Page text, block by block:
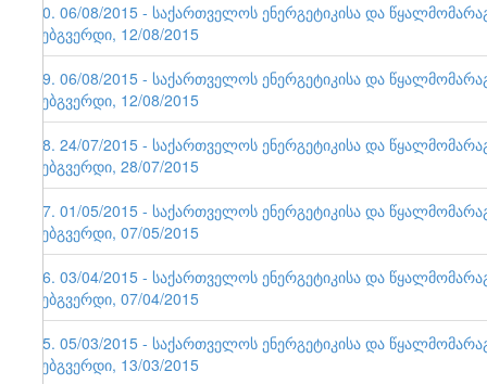
70. 06/08/2015 - საქართველოს ენერგეტიკისა და
ვებგვერდი, 12/08/2015
69. 06/08/2015 - საქართველოს ენერგეტიკისა და
ვებგვერდი, 12/08/2015
68. 24/07/2015 - საქართველოს ენერგეტიკისა და
ვებგვერდი, 28/07/2015
67. 01/05/2015 - საქართველოს ენერგეტიკისა და
ვებგვერდი, 07/05/2015
66. 03/04/2015 - საქართველოს ენერგეტიკისა და
ვებგვერდი, 07/04/2015
65. 05/03/2015 - საქართველოს ენერგეტიკისა და
ვებგვერდი, 13/03/2015